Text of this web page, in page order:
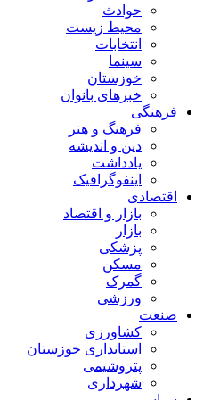
حوادث
محیط زیست
انتخابات
سینما
خوزستان
خبرهای بانوان
فرهنگی
فرهنگ و هنر
دین و اندیشه
یادداشت
اینفوگرافیک
اقتصادی
بازار و اقتصاد
بازار
پزشکی
مسکن
گمرک
ورزشی
صنعت
کشاورزی
استانداری خوزستان
پتروشیمی
شهرداری